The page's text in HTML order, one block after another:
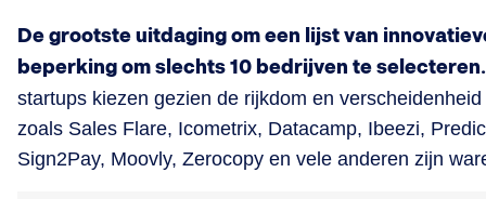
De grootste uitdaging om een lijst van
beperking om slechts 10 bedrijven te selecteren.
startups kiezen gezien de rijkdom en
zoals Sales Flare, Icometrix, Datacamp, Ibeezi,
Sign2Pay, Moovly, Zerocopy en vele anderen zijn